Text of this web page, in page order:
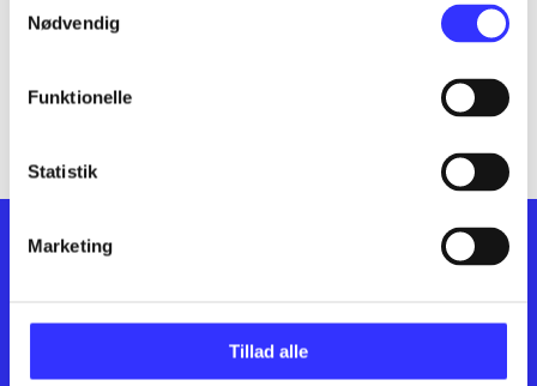
Nødvendig
Funktionelle
Statistik
Marketing
Tillad alle
lorem ipsum dolor sit amet ...
lorem ipsum dolor sit amet ...